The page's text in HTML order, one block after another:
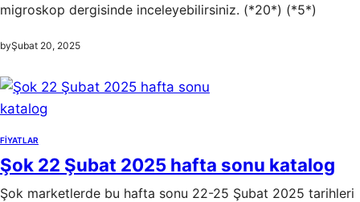
migroskop dergisinde inceleyebilirsiniz. (*20*) (*5*)
byŞubat 20, 2025
FIYATLAR
Şok 22 Şubat 2025 hafta sonu katalog
Şok marketlerde bu hafta sonu 22-25 Şubat 2025 tarihleri